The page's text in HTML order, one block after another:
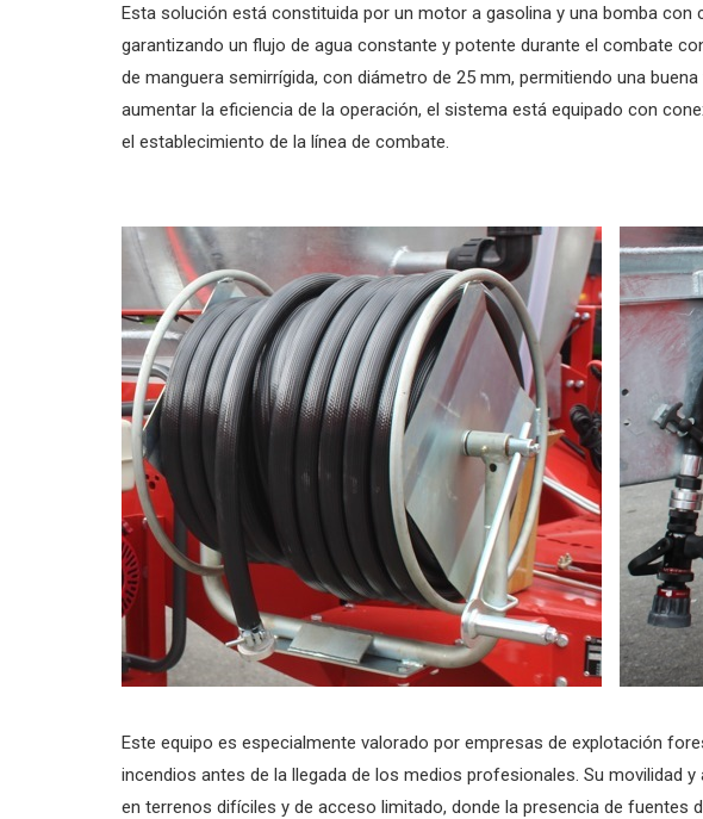
Esta solución está constituida por un motor a gasolina y una bomba
garantizando un flujo de agua constante y potente durante el combate
de manguera semirrígida, con diámetro de 25 mm, permitiendo una
aumentar la eficiencia de la operación, el sistema está equipado con
el establecimiento de la línea de combate.
Este equipo es especialmente valorado por empresas de explotación
incendios antes de la llegada de los medios profesionales. Su movilidad
en terrenos difíciles y de acceso limitado, donde la presencia de fuentes